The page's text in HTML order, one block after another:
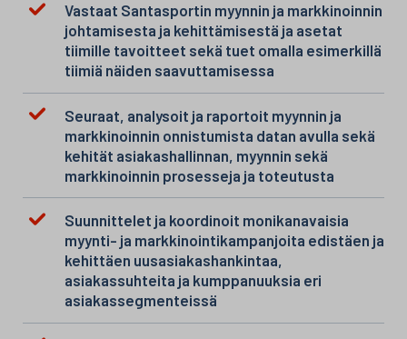
Vastaat Santasportin myynnin ja markkinoinnin
johtamisesta ja kehittämisestä ja asetat
tiimille tavoitteet sekä tuet omalla esimerkillä
tiimiä näiden saavuttamisessa
Seuraat, analysoit ja raportoit myynnin ja
markkinoinnin onnistumista datan avulla sekä
kehität asiakashallinnan, myynnin sekä
markkinoinnin prosesseja ja toteutusta
Suunnittelet ja koordinoit monikanavaisia
myynti- ja markkinointikampanjoita edistäen ja
kehittäen uusasiakashankintaa,
asiakassuhteita ja kumppanuuksia eri
asiakassegmenteissä